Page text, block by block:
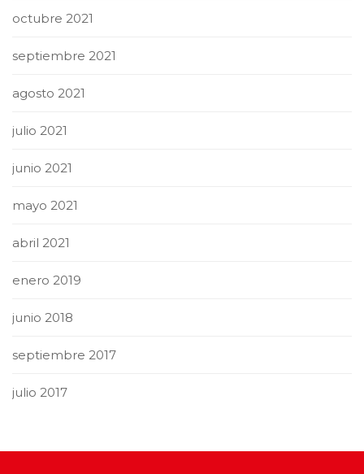
octubre 2021
septiembre 2021
agosto 2021
julio 2021
junio 2021
mayo 2021
abril 2021
enero 2019
junio 2018
septiembre 2017
julio 2017